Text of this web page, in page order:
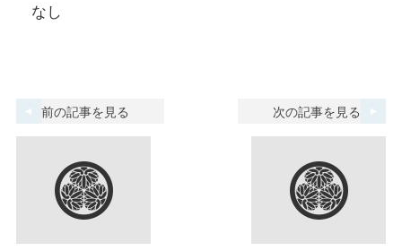
なし
前の記事を見る 次の記事を見る